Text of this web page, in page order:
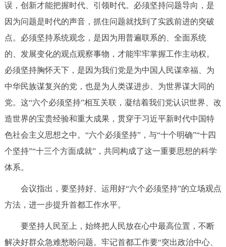
误，创新才能把握时代、引领时代。必须坚持问题导向，是
因为问题是时代的声音，抓住问题就找到了实践前进的突破
点。必须坚持系统观念，是因为用普遍联系的、全面系统
的、发展变化的观点观察事物，才能牢牢掌握工作主动权。
必须坚持胸怀天下，是因为我们党是为中国人民谋幸福、为
中华民族谋复兴的党，也是为人类谋进步、为世界谋大同的
党。这“六个必须坚持”相互关联，凝结着我们党认识世界、改
造世界的宝贵经验和重大成果，贯穿于习近平新时代中国特
色社会主义思想之中。“六个必须坚持”，与“十个明确”“十四
个坚持”“十三个方面成就”，共同构成了这一重要思想的科学
体系。
会议指出，要坚持好、运用好“六个必须坚持”的立场观点
方法，进一步提升首都工作水平。
要坚持人民至上，始终把人民放在心中最高位置，不断
解决好群众急难愁盼问题。牢记首都工作要“突出政治中心、